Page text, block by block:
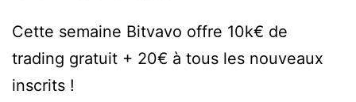
Cette semaine Bitvavo offre 10k€ de
trading gratuit + 20€ à tous les nouveaux
inscrits !